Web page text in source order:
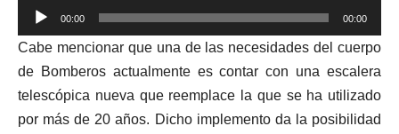
Reproductor
de
audio
00:00 00:00
Cabe mencionar que una de las necesidades del cuerpo
de Bomberos actualmente es contar con una escalera
telescópica nueva que reemplace la que se ha utilizado
por más de 20 años. Dicho implemento da la posibilidad